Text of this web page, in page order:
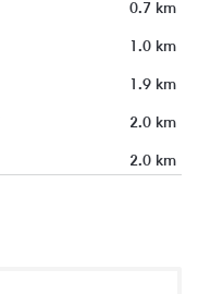
0.7 km
1.0 km
1.9 km
2.0 km
2.0 km